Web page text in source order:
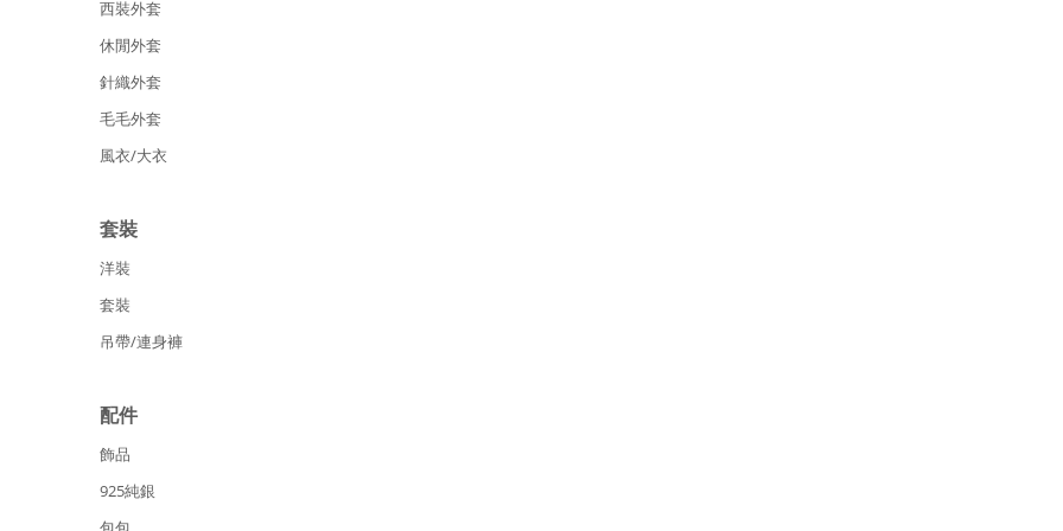
西裝外套
休閒外套
針織外套
毛毛外套
風衣/大衣
套裝
洋裝
套裝
吊帶/連身褲
配件
飾品
925純銀